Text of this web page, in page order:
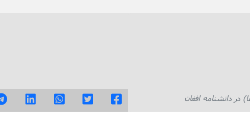
دانشنامه افغان